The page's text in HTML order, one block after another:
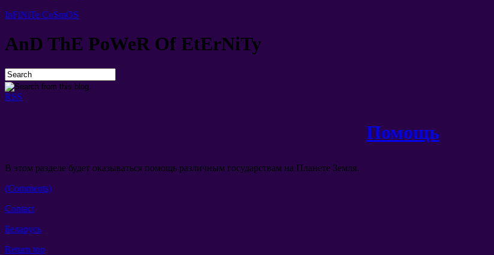
InFiNiTe CoSmOS
AnD ThE PoWeR Of EtErNiTy
RSS
Помощь
В этом разделе будет оказываться помощь различным государствам на Планете Земля.
(Comments)
Contact
Беларусь
Return top